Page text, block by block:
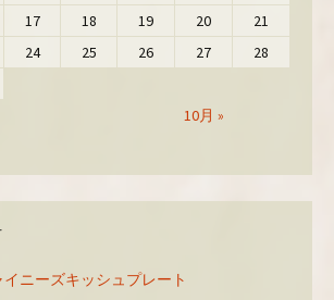
10月 »
17 18 19 20
21
24 25 26 27
28
ニーズキッシュプレート